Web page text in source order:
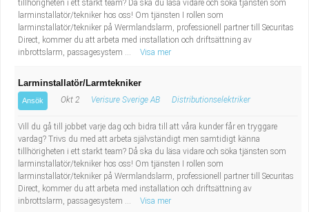
tillhörigheten i ett starkt team? Då ska du läsa vidare och söka tjänsten som
larminstallatör/tekniker hos oss! Om tjänsten I rollen som
larminstallatör/tekniker på Wermlandslarm, professionell partner till Securitas
Direct, kommer du att arbeta med installation och driftsättning av
inbrottslarm, passagesystem ...
Visa mer
Larminstallatör/Larmtekniker
Ansök Okt 2 Verisure Sverige AB Distributionselektriker
Vill du gå till jobbet varje dag och bidra till att våra kunder får en tryggare
vardag? Trivs du med att arbeta självständigt men samtidigt känna
tillhörigheten i ett starkt team? Då ska du läsa vidare och söka tjänsten som
larminstallatör/tekniker hos oss! Om tjänsten I rollen som
larminstallatör/tekniker på Wermlandslarm, professionell partner till Securitas
Direct, kommer du att arbeta med installation och driftsättning av
inbrottslarm, passagesystem ...
Visa mer